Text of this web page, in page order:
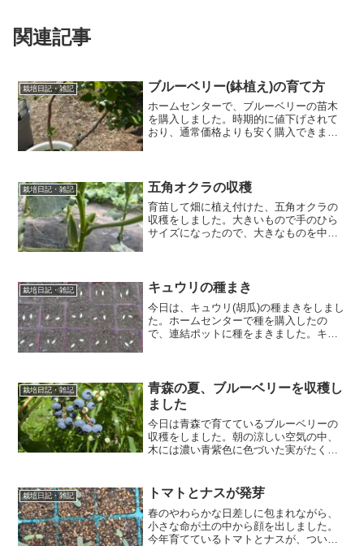
関連記事
栽培日記・雑記 ブルーベリー(鉢植え)の育て方
ホームセンターで、ブルーベリーの苗木
を購入しました。時期的に値下げされて
おり、通常価格よりも安く購入できまし
で、売られている苗を...
栽培日記・雑記 五角オクラの収穫
育苗して畑に植え付けた、五角オクラの
収穫をしました。大きいもので手のひら
サイズになったので、大きなものを中心
ほどのサイズになりまし...
栽培日記・雑記 キュウリの種まき
今日は、キュウリ(胡瓜)の種まきをしまし
た。ホームセンターで種を購入したの
で、連結ポットに種をまきました。キュ
裏面の種まき時期...
栽培日記・雑記
青森の夏、ブルーベリーを収穫し
ました
今日は青森で育てているブルーベリーの
収穫をしました。朝の涼しい空気の中、
木には濃い青紫色に色づいた実がたくさ
できると、とても嬉しい気持ちになりま
す。収穫したばかりのブル...
栽培日記・雑記 トマトとナスが発芽
春のやわらかな日差しに包まれながら、
小さな命が土の中から顔を出しました。
今年育てているトマトとナスが、ついに